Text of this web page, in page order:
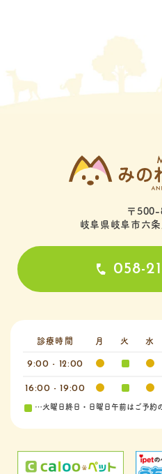
〒
岐阜県岐阜市六
058-
診療時間 月 火 水
9:00 - 12:00
16:00 - 19:00
…火曜日終日・日曜日午前はご予約